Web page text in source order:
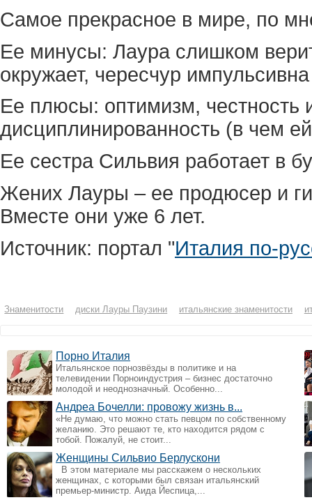
Самое прекрасное в мире, по
Ее минусы: Лаура слишком
окружает, чересчур
Ее плюсы: оптимизм, честность
дисциплинированность (в чем
Ее сестра Сильвия работает в
Жених Лауры – ее продюсер и
Вместе они уже 6 лет.
Источник: портал "Италия по-
Знаменитости диски Лауры Паузини итальянские знаменитости
Порно Италия
Итальянское порнозвёзды в политике и на
телевидении Порноиндустрия – бизнес достаточно
молодой и неоднозначный. Особенно...
Андреа Бочелли: провожу жизнь в...
«Не думаю, что можно стать певцом по собственному
желанию. Это решают те, кто находится рядом с
тобой. Пожалуй, не стоит...
Женщины Сильвио Берлускони
В этом материале мы расскажем о нескольких
женщинах, с которыми был связан итальянский
премьер-министр. Аида Йеспица,...